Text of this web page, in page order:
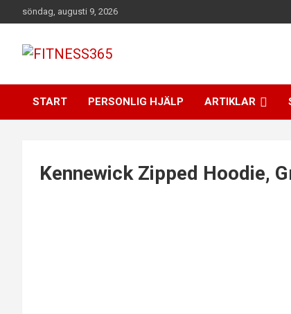
Hoppa
till
söndag, augusti 9, 2026
FITNESS365
START PERSONLIG HJÄLP ARTIKLAR
Kennewick Zipped Hoodie,